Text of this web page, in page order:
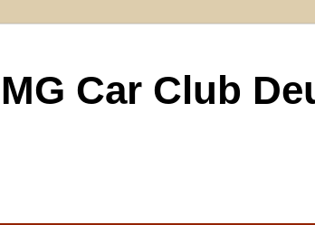
MG Car Club